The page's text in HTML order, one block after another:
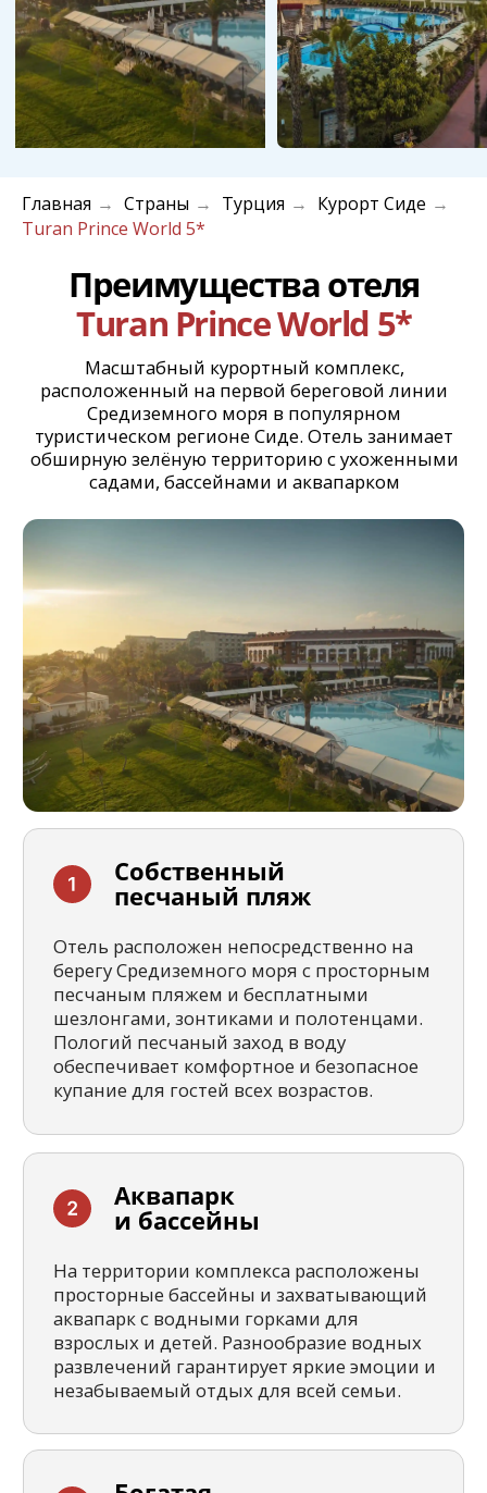
Главная → Страны → Турция → Курорт Сиде →
Turan Prince World 5*
Масштабный курортный комплекс,
расположенный на первой береговой линии
Средиземного моря в популярном
туристическом регионе Сиде. Отель занимает
обширную зелёную территорию с ухоженными
садами, бассейнами и аквапарком
Собственный
песчаный пляж
Отель расположен непосредственно на
берегу Средиземного моря с просторным
песчаным пляжем и бесплатными
шезлонгами, зонтиками и полотенцами.
Пологий песчаный заход в воду
На территории комплекса расположены
просторные бассейны и захватывающий
аквапарк с водными горками для
взрослых и детей. Разнообразие водных
развлечений гарантирует яркие эмоции и
незабываемый отдых для всей семьи.
Богатая
гастрономия
Система «Всё включено» предлагает
широкий выбор блюд международной и
турецкой кухни в основном ресторане и
Многочисленные бары и снек-зоны
обеспечивают гостей напитками и
перекусами на протяжении всего дня.
Насыщенная
развлекательная
программа
команда организует дневные активности,
вечерние шоу, дискотеки и караоке для
мини-клубы с увлекательными мастер-
классами, спортивными мероприятиями
и игровыми программами.
Спа и активный
отдых
Современный спа-центр с хаммамом,
сауной и разнообразными массажными
программами позволяет полностью
расслабиться и восстановить энергию.
воспользоваться теннисными кортами,
тренажёрным залом, площадками для